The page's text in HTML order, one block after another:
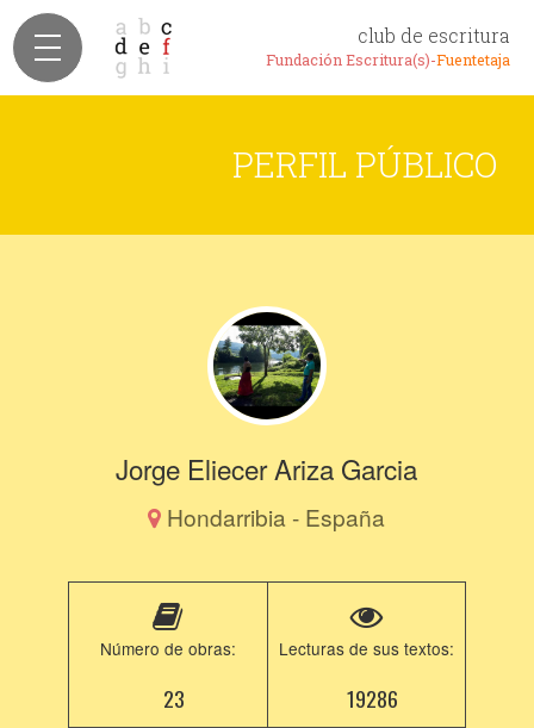
club de escritura
Fundación Escritura(s)-Fuentetaja
PERFIL PÚBLICO
Jorge Eliecer Ariza Garcia
Hondarribia - España
Número de obras:
23
Lecturas de sus textos:
19286